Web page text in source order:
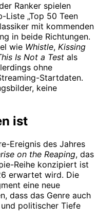
Ranker spielen
Liste „Top 50 Teen
mit kommenden
in beide Richtungen.
wie Whistle, Kissing
Is Not a Test als
ohne
Startdaten.
keine
ist
Ereignis des Jahres
on the Reaping, das
Reihe konzipiert ist
erwartet wird. Die
eine neue
dass das Genre auch
politischer Tiefe